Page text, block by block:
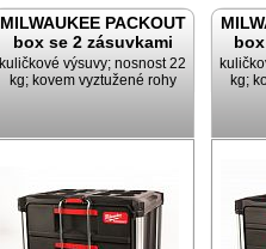
MILWAUKEE PACKOUT
box se 2 zásuvkami
kuličkové výsuvy; nosnost 22
kg; kovem vyztužené rohy
kg;